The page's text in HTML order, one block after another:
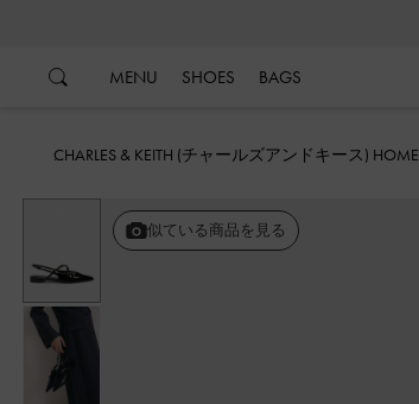
MENU SHOES BAGS
CHARLES & KEITH (チャールズアンドキース) HOME
似ている商品を見る